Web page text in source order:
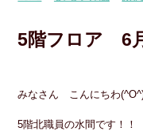
5階フロア 6
みなさん こんにちわ
5階北職員の水間です！！